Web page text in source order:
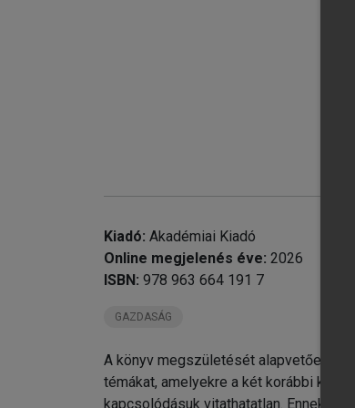
Kiadó: Akadémiai Kiadó
Online megjelenés éve: 2026
ISBN: 978 963 664 191 7
GAZDASÁG
A könyv megszületését alapvetően
témákat, amelyekre a két korábbi
kapcsolódásuk vitathatatlan. Ennek